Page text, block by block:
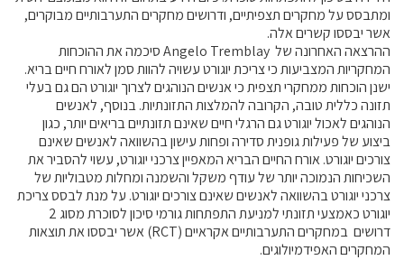
ומתבסס על מחקרים תצפיתיים, ודרושים מחקרים התערבותיים מבוקרים,
אשר יבססו קשרים אלה.
ההרצאה האחרונה של Angelo Tremblay סיכמה את ההוכחות
המחקריות המצביעות כי צריכת יוגורט עשויה להוות סמן לאורח חיים בריא.
ישנן הוכחות ממחקרי תצפית כי אנשים הנוהגים לצרוך יוגורט הם גם בעלי
תזונה כללית טובה, הקרובה להמלצות התזונתיות. בנוסף, לאנשים
הנוהגים לאכול יוגורט גם הרגלי חיים שאינם תזונתיים בריאים יותר, כגון
ביצוע של פעילות גופנית סדירה ופחות עישון בהשוואה לאנשים שאינם
צורכים יוגורט. אורח החיים הבריא המאפיין צרכני יוגורט, עשוי להסביר את
השכיחות הנמוכה יותר של עודף משקל והשמנה ומחלות מטבוליות של
צרכני יוגורט בהשוואה לאנשים שאינם צורכים יוגורט. על מנת לבסס צריכת
יוגורט כאמצעי תזונתי למניעת התפתחות גורמי סיכון לסוכרת מסוג 2
דרושים במחקרים התערבותיים אקראיים (RCT) אשר יבססו את תוצאות
המחקרים האפידמיולוגים.